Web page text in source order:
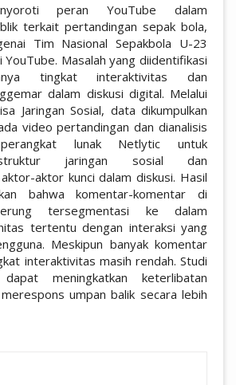
peran YouTube dalam
terkait pertandingan sepak bola,
Tim Nasional Sepakbola U-23
YouTube. Masalah yang diidentifikasi
tingkat interaktivitas dan
dalam diskusi digital. Melalui
Jaringan Sosial, data dikumpulkan
video pertandingan dan dianalisis
perangkat lunak Netlytic untuk
jaringan sosial dan
aktor kunci dalam diskusi. Hasil
bahwa komentar-komentar di
tersegmentasi ke dalam
tertentu dengan interaksi yang
Meskipun banyak komentar
interaktivitas masih rendah. Studi
meningkatkan keterlibatan
umpan balik secara lebih